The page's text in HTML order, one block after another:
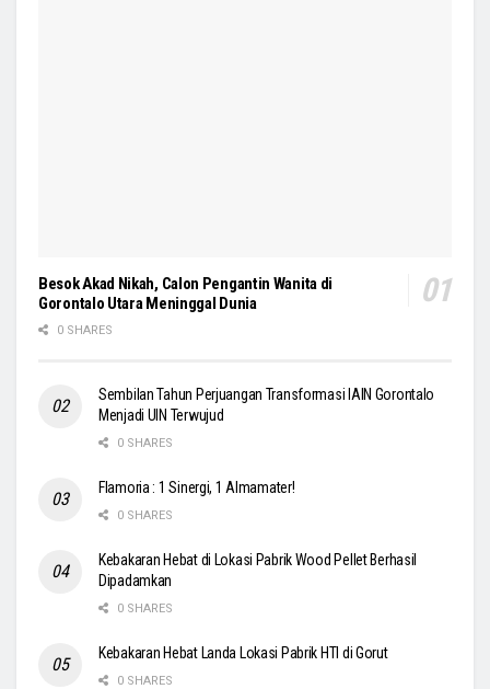
Besok Akad Nikah, Calon Pengantin Wanita di
Gorontalo Utara Meninggal Dunia
0 SHARES
Sembilan Tahun Perjuangan Transformasi IAIN Gorontalo
Menjadi UIN Terwujud
0 SHARES
Flamoria : 1 Sinergi, 1 Almamater!
0 SHARES
Kebakaran Hebat di Lokasi Pabrik Wood Pellet Berhasil
Dipadamkan
0 SHARES
Kebakaran Hebat Landa Lokasi Pabrik HTI di Gorut
0 SHARES